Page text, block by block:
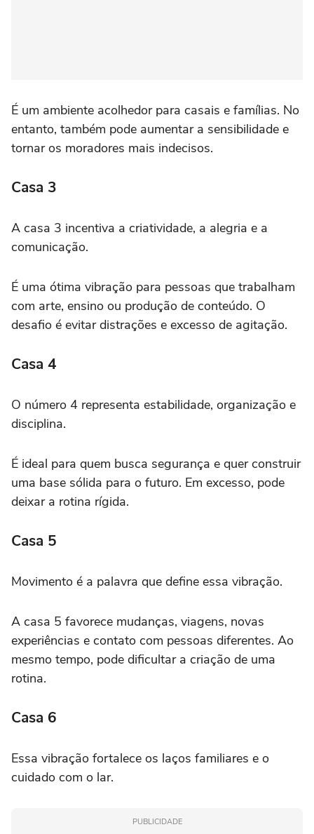
É um ambiente acolhedor para casais e famílias. No
entanto, também pode aumentar a sensibilidade e
tornar os moradores mais indecisos.
Casa 3
A casa 3 incentiva a criatividade, a alegria e a
comunicação.
É uma ótima vibração para pessoas que trabalham
com arte, ensino ou produção de conteúdo. O
desafio é evitar distrações e excesso de agitação.
Casa 4
O número 4 representa estabilidade, organização e
disciplina.
É ideal para quem busca segurança e quer construir
uma base sólida para o futuro. Em excesso, pode
deixar a rotina rígida.
Casa 5
Movimento é a palavra que define essa vibração.
A casa 5 favorece mudanças, viagens, novas
experiências e contato com pessoas diferentes. Ao
mesmo tempo, pode dificultar a criação de uma
rotina.
Casa 6
Essa vibração fortalece os laços familiares e o
cuidado com o lar.
PUBLICIDADE